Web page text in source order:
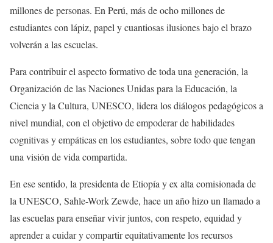
millones de personas. En Perú, más de ocho millones de
estudiantes con lápiz, papel y cuantiosas ilusiones bajo el brazo
volverán a las escuelas.
Para contribuir el aspecto formativo de toda una generación, la
Organización de las Naciones Unidas para la Educación, la
Ciencia y la Cultura, UNESCO, lidera los diálogos pedagógicos a
nivel mundial, con el objetivo de empoderar de habilidades
cognitivas y empáticas en los estudiantes, sobre todo que tengan
una visión de vida compartida.
En ese sentido, la presidenta de Etiopía y ex alta comisionada de
la UNESCO, Sahle-Work Zewde, hace un año hizo un llamado a
las escuelas para enseñar vivir juntos, con respeto, equidad y
aprender a cuidar y compartir equitativamente los recursos